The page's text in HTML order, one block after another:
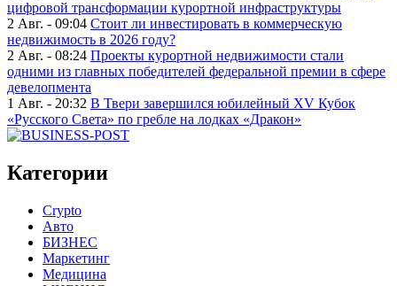
цифровой трансформации курортной инфраструктуры
2 Авг. - 09:04 Стоит ли инвестировать в коммерческую
недвижимость в 2026 году?
2 Авг. - 08:24 Проекты курортной недвижимости стали
одними из главных победителей федеральной премии в сфере
девелопмента
1 Авг. - 20:32 В Твери завершился юбилейный XV Кубок
«Русского Света» по гребле на лодках «Дракон»
Категории
Crypto
Авто
БИЗНЕС
Маркетинг
Медицина